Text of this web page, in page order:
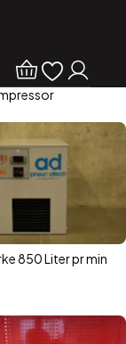
850 Liter pr min